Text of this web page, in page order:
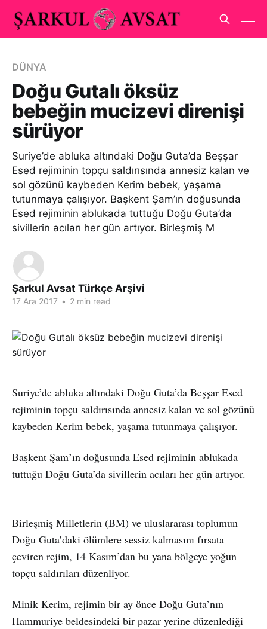
DÜNYA
Doğu Gutalı öksüz
bebeğin mucizevi direnişi
sürüyor
Suriye’de abluka altındaki Doğu Guta’da Beşşar
Esed rejiminin topçu saldırısında annesiz kalan ve
sol gözünü kaybeden Kerim bebek, yaşama
tutunmaya çalışıyor. Başkent Şam’ın doğusunda
Esed rejiminin ablukada tuttuğu Doğu Guta’da
sivillerin acıları her gün artıyor. Birleşmiş M
Şarkul Avsat Türkçe Arşivi
17 Ara 2017 • 2 min read
Suriye’de abluka altındaki Doğu Guta’da Beşşar Esed
rejiminin topçu saldırısında annesiz kalan ve sol gözünü
kaybeden Kerim bebek, yaşama tutunmaya çalışıyor.
Başkent Şam’ın doğusunda Esed rejiminin ablukada
tuttuğu Doğu Guta’da sivillerin acıları her gün artıyor.
Birleşmiş Milletlerin (BM) ve uluslararası toplumun
Doğu Guta’daki ölümlere sessiz kalmasını fırsata
çeviren rejim, 14 Kasım’dan bu yana bölgeye yoğun
topçu saldırıları düzenliyor.
Minik Kerim, rejimin bir ay önce Doğu Guta’nın
Hammuriye beldesindeki bir pazar yerine düzenlediği